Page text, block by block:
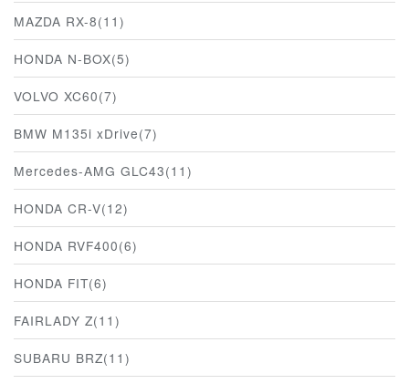
MAZDA RX-8(11)
HONDA N-BOX(5)
VOLVO XC60(7)
BMW M135i xDrive(7)
Mercedes-AMG GLC43(11)
HONDA CR-V(12)
HONDA RVF400(6)
HONDA FIT(6)
FAIRLADY Z(11)
SUBARU BRZ(11)